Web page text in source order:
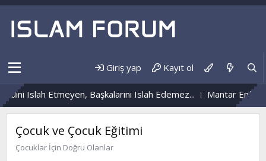
Giriş yap Kayıt ol
Islah Etmeyen, Başkalarını Islah Edemez... Mantar
Çocuk ve Çocuk Eğitimi
Çocuklar İçin Doğru Olanlar